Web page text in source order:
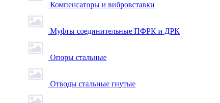
Компенсаторы и вибровставки
Муфты соединительные ПФРК и ДРК
Опоры стальные
Отводы стальные гнутые